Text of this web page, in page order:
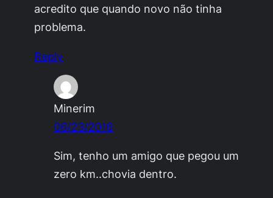
acredito que quando novo não tinha
problema.
Reply
Minerim
06/23/2016
Sim, tenho um amigo que pegou um
zero km..chovia dentro.